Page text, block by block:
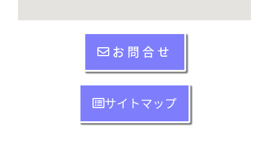
お問合せ
サイトマップ